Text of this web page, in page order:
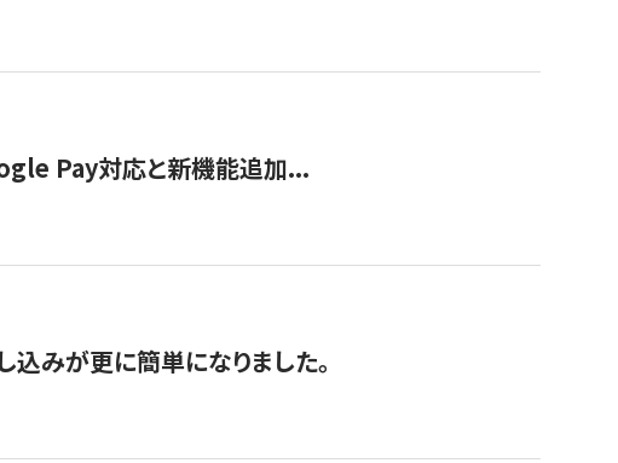
Pay対応と新機能追加...
みが更に簡単になりました。